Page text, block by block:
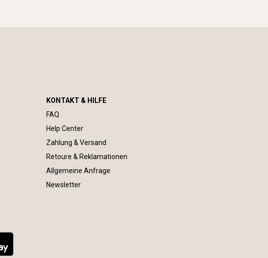
KONTAKT & HILFE
FAQ
Help Center
Zahlung & Versand
Retoure & Reklamationen
Allgemeine Anfrage
Newsletter